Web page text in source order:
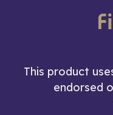
This product
endorsed